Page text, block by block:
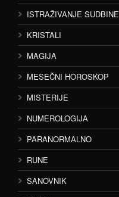
ISTRAŽIVANJE SUDBINE
KRISTALI
MAGIJA
MESEČNI HOROSKOP
MISTERIJE
NUMEROLOGIJA
PARANORMALNO
RUNE
SANOVNIK